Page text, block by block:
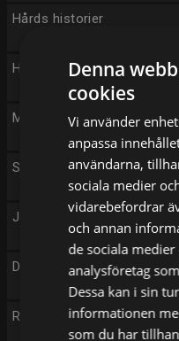
Hårds historier
Hårds historier
Mannen som slutade röka
Stoltenberg
Jills veranda, Nashville
Drömmen om ett småbruk
Rapport
Denna
cookies
Vi använder
anpassa
användarna,
sociala medier
vidarebefordrar
och annan
de sociala
analysföretag
Dessa kan i sin
informationen
som du har